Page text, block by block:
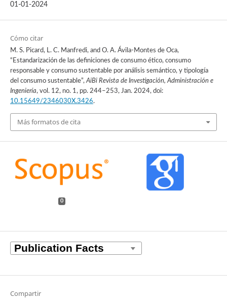
01-01-2024
Cómo citar
M. S. Picard, L. C. Manfredi, and O. A. Ávila-Montes de Oca,
“Estandarización de las definiciones de consumo ético, consumo
responsable y consumo sustentable por análisis semántico, y tipología
del consumo sustentable”,AiBi Revista de Investigación, Administración e
Ingeniería, vol. 12, no. 1, pp. 244–253, Jan. 2024, doi:
10.15649/2346030X.3426.
Más formatos de cita
0
Compartir